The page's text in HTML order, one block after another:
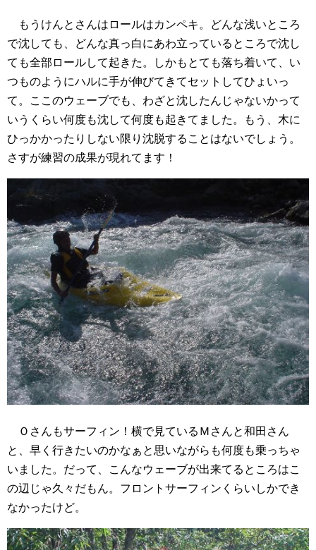
もうけんとさんはロールはカンペキ。どんな浅いところ
で沈しても、どんな真っ白にあわ立っているところで沈し
ても全部ロールして起きた。しかもとても落ち着いて、い
つものようにハルに手が伸びてきてセットしてひょいっ
て。ここのウェーブでも、わざと沈したんじゃないかって
いうくらい何度も沈して何度も起きてました。もう、木に
ひっかかったりしない限り沈脱することはないでしょう。
さすが練習の成果が現れてます！
Ｏさんもサーフィン！横で見ているＭさんと和田さん
と、早く行きたいのかなぁと思いながらも何度も乗っちゃ
いました。だって、こんなウェーブが出来てるところはこ
の辺じゃ久々だもん。フロントサーフィンくらいしかでき
なかったけど。